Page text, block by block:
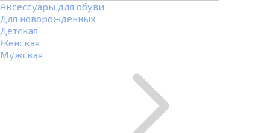
Аксессуары для обуви
Для новорожденных
Детская
Женская
Мужская